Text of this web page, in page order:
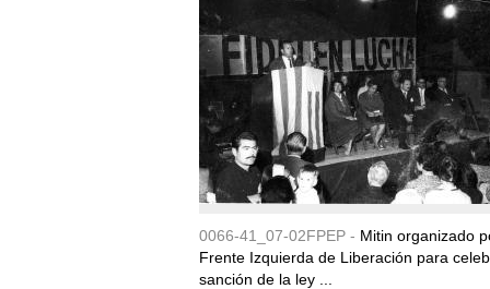
0066-41_07-02FPEP - Mitin organizado
Frente Izquierda de Liberación para
sanción de la ley ...